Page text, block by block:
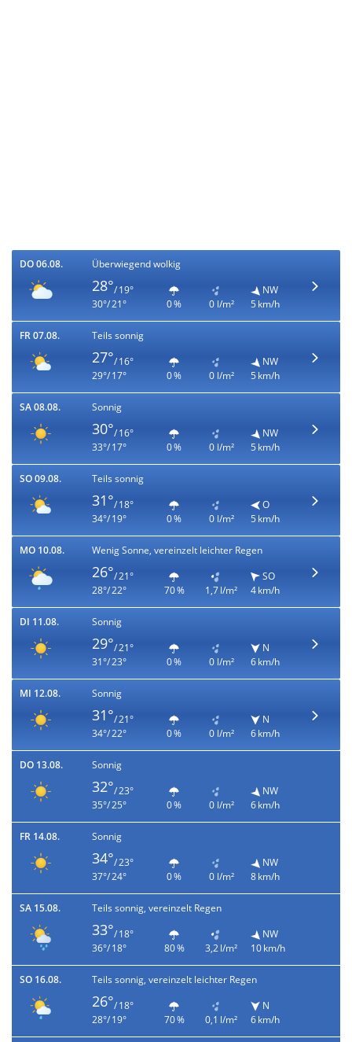
DO 06.08. Überwiegend wolkig
28°/ 19°
30°/ 21°
0 % 0 l/m²
NW
5 km/h
FR 07.08. Teils sonnig
27°/ 16°
29°/ 17°
0 % 0 l/m²
NW
5 km/h
SA 08.08. Sonnig
30°/ 16°
33°/ 17°
0 % 0 l/m²
NW
5 km/h
SO 09.08. Teils sonnig
31°/ 18°
34°/ 19°
0 % 0 l/m²
O
5 km/h
MO 10.08. Wenig Sonne, vereinzelt leichter Regen
26°/ 21°
28°/ 22°
70 % 1,7 l/m²
SO
4 km/h
DI 11.08. Sonnig
29°/ 21°
31°/ 23°
0 % 0 l/m²
N
6 km/h
MI 12.08. Sonnig
31°/ 21°
34°/ 22°
0 % 0 l/m²
N
6 km/h
DO 13.08. Sonnig
32°/ 23°
35°/ 25°
0 % 0 l/m²
NW
6 km/h
FR 14.08. Sonnig
34°/ 23°
37°/ 24°
0 % 0 l/m²
NW
8 km/h
SA 15.08. Teils sonnig, vereinzelt Regen
33°/ 18°
36°/ 18°
80 % 3,2 l/m²
NW
10 km/h
SO 16.08. Teils sonnig, vereinzelt leichter Regen
26°/ 18°
28°/ 19°
70 % 0,1 l/m²
N
6 km/h